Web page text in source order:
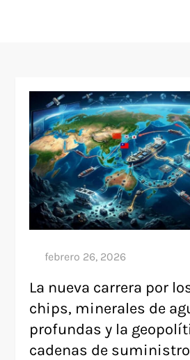
La nueva carrera por
chips, minerales de
profundas y la
cadenas de suministro